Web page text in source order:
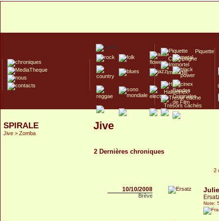
Piquette
Champagne
Immortel
Hallucinex!
Trésors cachés
Culte/Collector
SPIRALE
Jive > Zomba
Jive
2 Dernières chroniques
2
10/10/2008
Brève
Note: